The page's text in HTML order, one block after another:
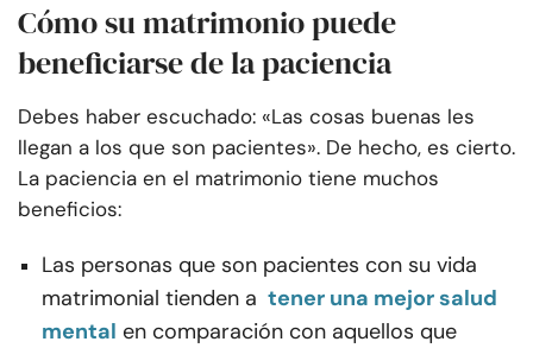
Cómo su matrimonio puede
beneficiarse de la paciencia
Debes haber escuchado: «Las cosas buenas les
llegan a los que son pacientes». De hecho, es cierto.
La paciencia en el matrimonio tiene muchos
beneficios:
Las personas que son pacientes con su vida
matrimonial tienden a tener una mejor salud
mental en comparación con aquellos que